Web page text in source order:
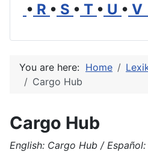
• R • S • T • U • V
You are here: Home
Cargo Hub
Cargo Hub
English: Cargo Hub /